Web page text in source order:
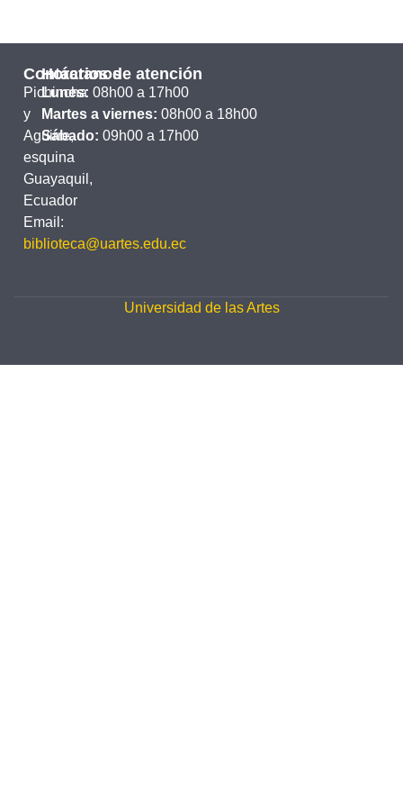
Contáctanos
Pichincha
y
Aguirre,
esquina
Guayaquil,
Ecuador
Email:
biblioteca@uartes.edu.ec
Horarios de atención
Lunes: 08h00 a 17h00
Martes a viernes: 08h00 a 18h00
Sábado: 09h00 a 17h00
Universidad de las Artes